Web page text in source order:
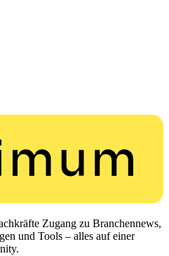
Zugang zu Branchennews,
und Tools – alles auf einer